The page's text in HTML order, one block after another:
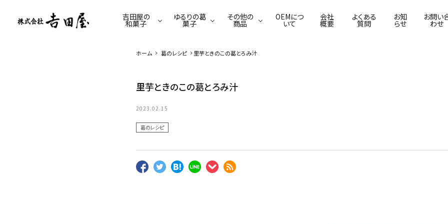
吉田屋の
和菓子
葛餅
ゆるりの葛
菓子
てんさい糖のくずゆ
その他の
商品
駄菓子
OEMにつ
いて
会社
概要
よくある
質問
お知
らせ
お問い
わせ
ホーム 葛のレシピ 里芋ときのこの葛とろみ汁
里芋ときのこの葛とろみ汁
2023.02.15
葛のレシピ